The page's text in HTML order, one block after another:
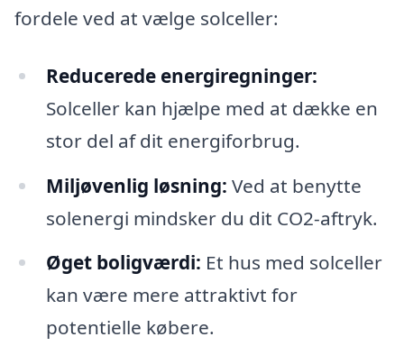
fordele ved at vælge solceller:
Reducerede energiregninger:
Solceller kan hjælpe med at dække en
stor del af dit energiforbrug.
Miljøvenlig løsning: Ved at benytte
solenergi mindsker du dit CO2-aftryk.
Øget boligværdi: Et hus med solceller
kan være mere attraktivt for
potentielle købere.